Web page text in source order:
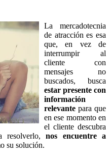
La mercadotecnia
de atracción es esa
que, en vez de
interrumpir al
cliente con
mensajes no
buscados, busca
estar presente con
información
relevante para que
en ese momento en
el cliente descubra
resolverlo,nos encuentre a
su solución.